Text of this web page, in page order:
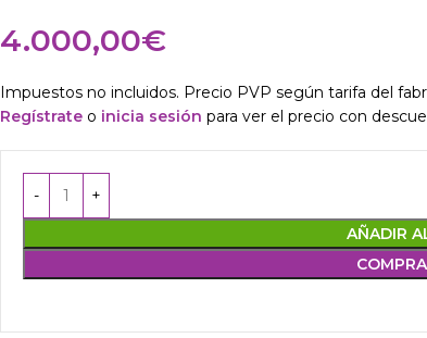
4.000,00€
Impuestos no incluidos. Precio PVP según tarifa del
Regístrateo inicia sesión para ver el precio con
AÑADIR